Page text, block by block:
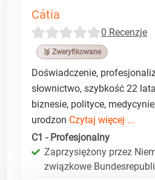
Cátia
0 Recenzje
🥉 Zweryfikowane
Doświadczenie,
słownictwo, szybkość 22
biznesie, polityce,
urodzon Czytaj więcej ...
C1 - Profesjonalny
Zaprzysiężony przez
związkowe